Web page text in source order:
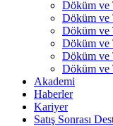
Döküm ve
Döküm ve
Döküm ve
Döküm ve
Döküm ve
Döküm ve
Akademi
Haberler
Kariyer
Satış Sonrası